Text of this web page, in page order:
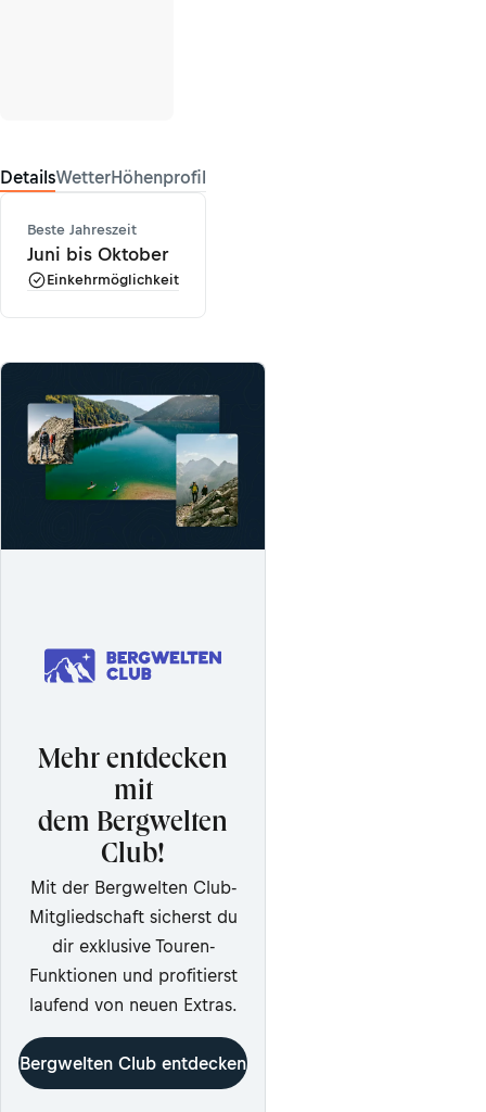
DetailsWetterHöhenprofil
Beste Jahreszeit
Juni bis Oktober
Einkehrmöglichkeit
Mehr entdecken
mit
dem Bergwelten
Club!
Mit der Bergwelten Club-
Mitgliedschaft sicherst du
dir exklusive Touren-
Funktionen und profitierst
laufend von neuen Extras.
Bergwelten Club entdecken